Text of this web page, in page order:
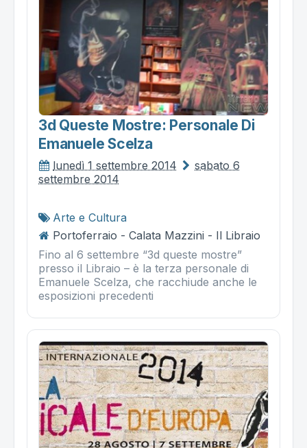
3d Queste Mostre: Personale Di
Emanuele Scelza
lunedì 1 settembre 2014
sabato 6
settembre 2014
Arte e Cultura
Portoferraio - Calata Mazzini - Il Libraio
Fino al 6 settembre “3d queste mostre”
presso il Libraio – è la terza personale di
Emanuele Scelza, che racchiude anche le
esposizioni precedenti